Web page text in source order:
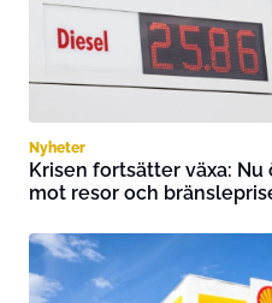
Nyheter
Krisen fortsätter växa:
mot resor och